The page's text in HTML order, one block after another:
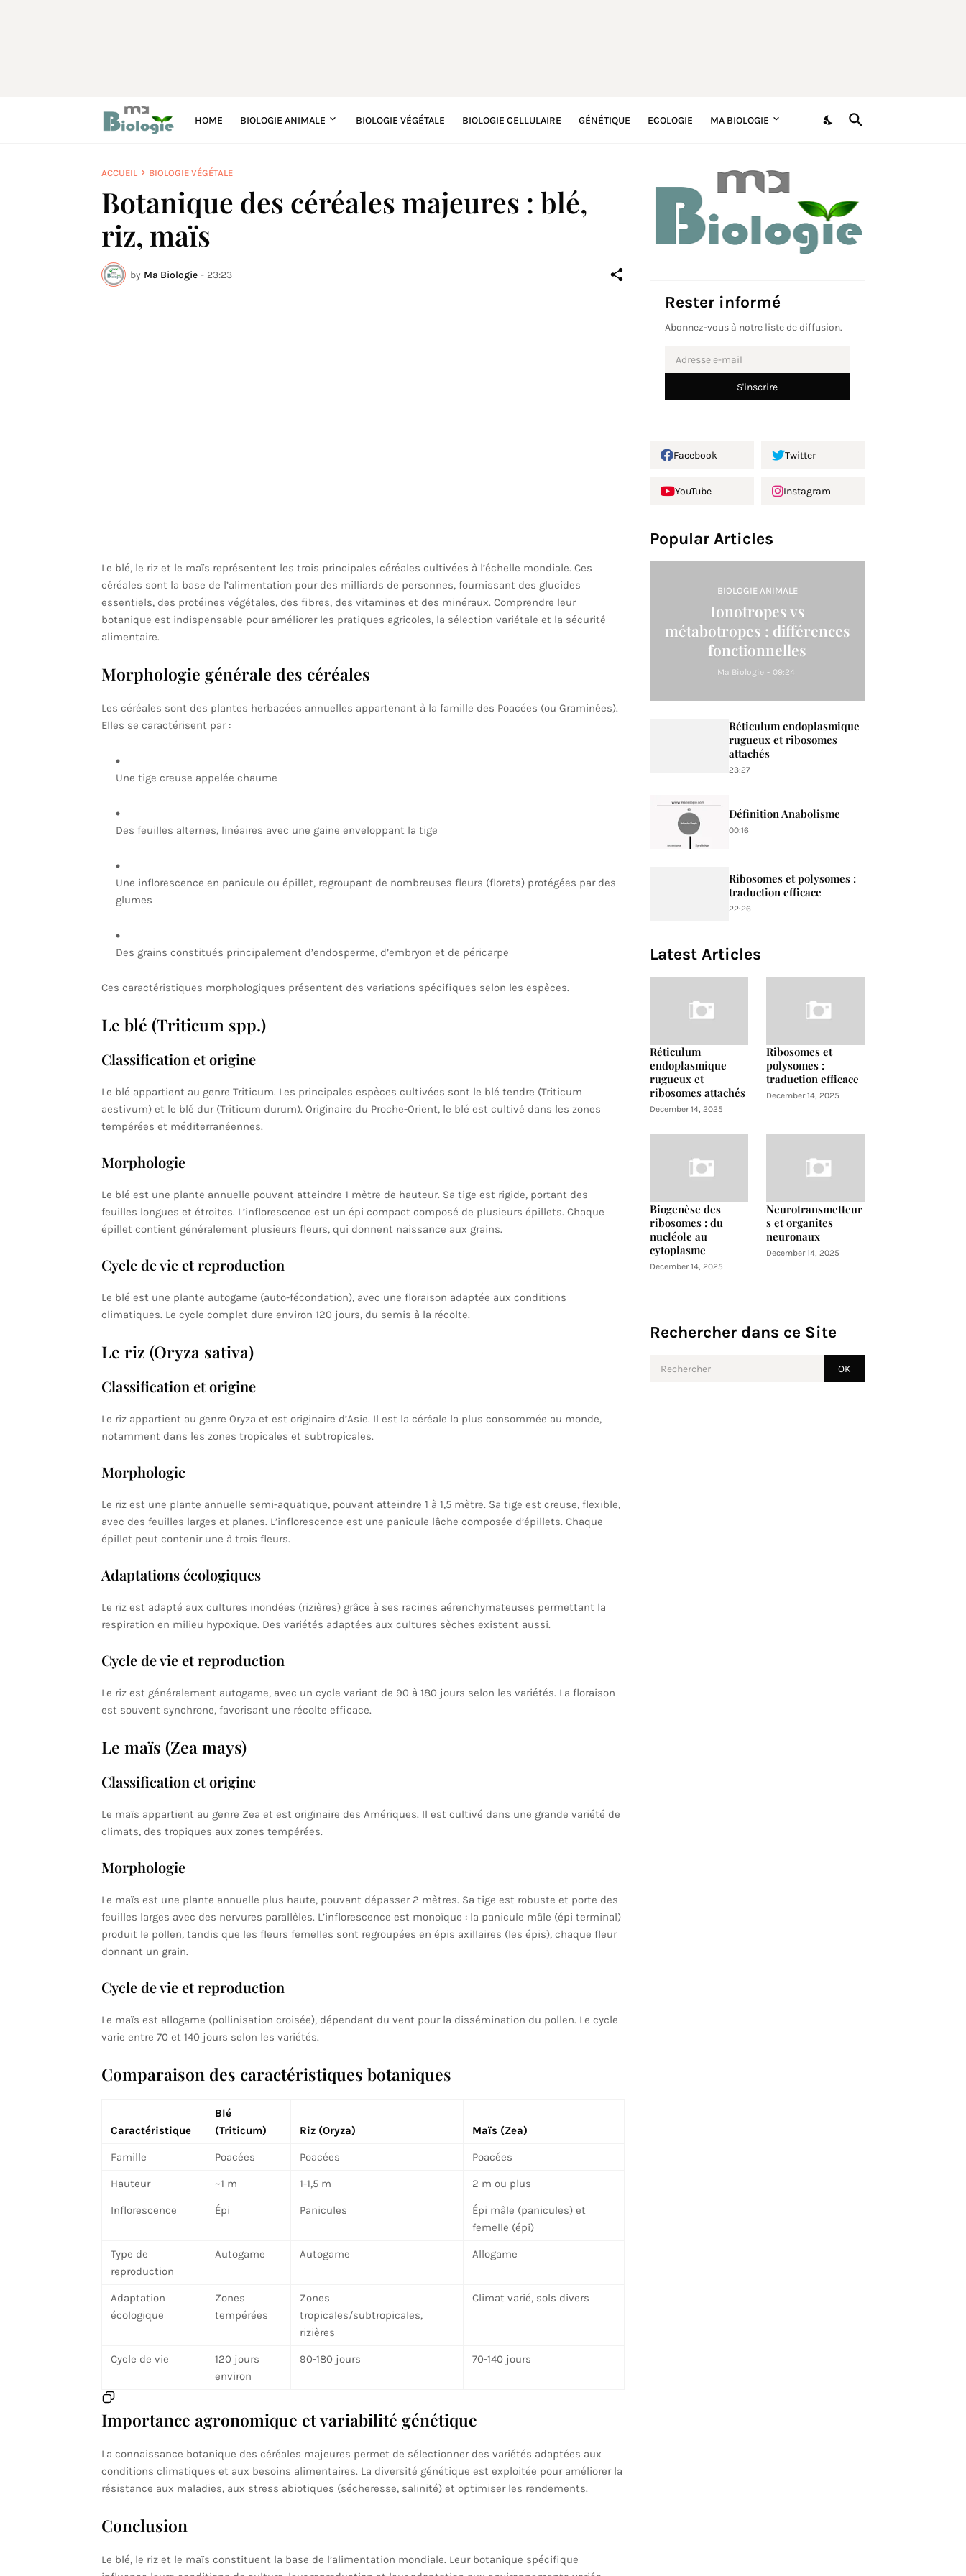
HOME BIOLOGIE ANIMALE BIOLOGIE VÉGÉTALE BIOLOGIE CELLULAIRE GÉNÉTIQUE ECOLOGIE MA BIOLOGIE
ACCUEIL BIOLOGIE VÉGÉTALE
Botanique des céréales majeures : blé,
riz, maïs
by Ma Biologie - 23:23
Le blé, le riz et le maïs représentent les trois principales céréales cultivées à l’échelle mondiale. Ces
céréales sont la base de l’alimentation pour des milliards de personnes, fournissant des glucides
essentiels, des protéines végétales, des fibres, des vitamines et des minéraux. Comprendre leur
botanique est indispensable pour améliorer les pratiques agricoles, la sélection variétale et la sécurité
alimentaire.
Morphologie générale des céréales
Les céréales sont des plantes herbacées annuelles appartenant à la famille des Poacées (ou Graminées).
Elles se caractérisent par :
Une tige creuse appelée chaume
Des feuilles alternes, linéaires avec une gaine enveloppant la tige
Une inflorescence en panicule ou épillet, regroupant de nombreuses fleurs (florets) protégées par des
glumes
Des grains constitués principalement d’endosperme, d’embryon et de péricarpe
Ces caractéristiques morphologiques présentent des variations spécifiques selon les espèces.
Le blé (Triticum spp.)
Classification et origine
Le blé appartient au genre Triticum. Les principales espèces cultivées sont le blé tendre (Triticum
aestivum) et le blé dur (Triticum durum). Originaire du Proche-Orient, le blé est cultivé dans les zones
tempérées et méditerranéennes.
Morphologie
Le blé est une plante annuelle pouvant atteindre 1 mètre de hauteur. Sa tige est rigide, portant des
feuilles longues et étroites. L’inflorescence est un épi compact composé de plusieurs épillets. Chaque
épillet contient généralement plusieurs fleurs, qui donnent naissance aux grains.
Cycle de vie et reproduction
Le blé est une plante autogame (auto-fécondation), avec une floraison adaptée aux conditions
climatiques. Le cycle complet dure environ 120 jours, du semis à la récolte.
Le riz (Oryza sativa)
Classification et origine
Le riz appartient au genre Oryza et est originaire d’Asie. Il est la céréale la plus consommée au monde,
notamment dans les zones tropicales et subtropicales.
Morphologie
Le riz est une plante annuelle semi-aquatique, pouvant atteindre 1 à 1,5 mètre. Sa tige est creuse, flexible,
avec des feuilles larges et planes. L’inflorescence est une panicule lâche composée d’épillets. Chaque
épillet peut contenir une à trois fleurs.
Adaptations écologiques
Le riz est adapté aux cultures inondées (rizières) grâce à ses racines aérenchymateuses permettant la
respiration en milieu hypoxique. Des variétés adaptées aux cultures sèches existent aussi.
Cycle de vie et reproduction
Le riz est généralement autogame, avec un cycle variant de 90 à 180 jours selon les variétés. La floraison
est souvent synchrone, favorisant une récolte efficace.
Le maïs (Zea mays)
Classification et origine
Le maïs appartient au genre Zea et est originaire des Amériques. Il est cultivé dans une grande variété de
climats, des tropiques aux zones tempérées.
Morphologie
Le maïs est une plante annuelle plus haute, pouvant dépasser 2 mètres. Sa tige est robuste et porte des
feuilles larges avec des nervures parallèles. L’inflorescence est monoïque : la panicule mâle (épi terminal)
produit le pollen, tandis que les fleurs femelles sont regroupées en épis axillaires (les épis), chaque fleur
donnant un grain.
Cycle de vie et reproduction
Le maïs est allogame (pollinisation croisée), dépendant du vent pour la dissémination du pollen. Le cycle
varie entre 70 et 140 jours selon les variétés.
Comparaison des caractéristiques botaniques
Caractéristique
Blé
(Triticum)
Riz (Oryza) Maïs (Zea)
Famille Poacées Poacées Poacées
Hauteur ~1 m 1-1,5 m 2 m ou plus
Inflorescence Épi Panicules
Épi mâle (panicules) et
femelle (épi)
Type de
reproduction
Autogame Autogame Allogame
Adaptation
écologique
Zones
tempérées
Zones
tropicales/subtropicales,
rizières
Climat varié, sols divers
Cycle de vie
120 jours
environ
90-180 jours 70-140 jours
Importance agronomique et variabilité génétique
La connaissance botanique des céréales majeures permet de sélectionner des variétés adaptées aux
conditions climatiques et aux besoins alimentaires. La diversité génétique est exploitée pour améliorer la
résistance aux maladies, aux stress abiotiques (sécheresse, salinité) et optimiser les rendements.
Conclusion
Le blé, le riz et le maïs constituent la base de l’alimentation mondiale. Leur botanique spécifique
Rester informé
Abonnez-vous à notre liste de diffusion.
Facebook Twitter
YouTube Instagram
Popular Articles
BIOLOGIE ANIMALE
Ionotropes vs
métabotropes : différences
fonctionnelles
Ma Biologie - 09:24
Réticulum endoplasmique
rugueux et ribosomes
attachés
23:27
Définition Anabolisme
00:16
Ribosomes et polysomes :
traduction efficace
22:26
Latest Articles
Réticulum
endoplasmique
rugueux et
ribosomes attachés
December 14, 2025
Ribosomes et
polysomes :
traduction efficace
December 14, 2025
Biogenèse des
ribosomes : du
nucléole au
cytoplasme
December 14, 2025
Neurotransmetteur
s et organites
neuronaux
December 14, 2025
Rechercher dans ce Site